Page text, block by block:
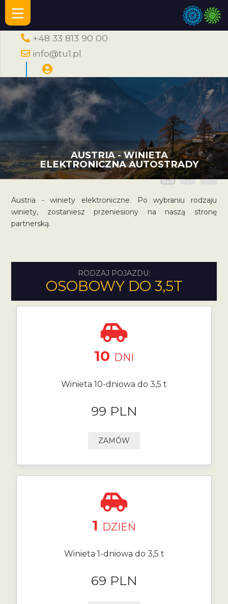
+48 33 813 90 00
info@tu1.pl
AUSTRIA - WINIETA
ELEKTRONICZNA AUTOSTRADY
A A A
Austria - winiety elektroniczne. Po wybraniu rodzaju
winiety, zostaniesz przeniesiony na naszą stronę
partnerską.
RODZAJ POJAZDU:
OSOBOWY DO 3,5T
10 DNI
Winieta 10-dniowa do 3,5 t
99 PLN
ZAMÓW
1 DZIEŃ
Winieta 1-dniowa do 3,5 t
69 PLN